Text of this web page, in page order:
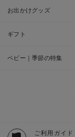
お出かけグッズ
ギフト
ベビー｜季節の特集
ご利用ガイド